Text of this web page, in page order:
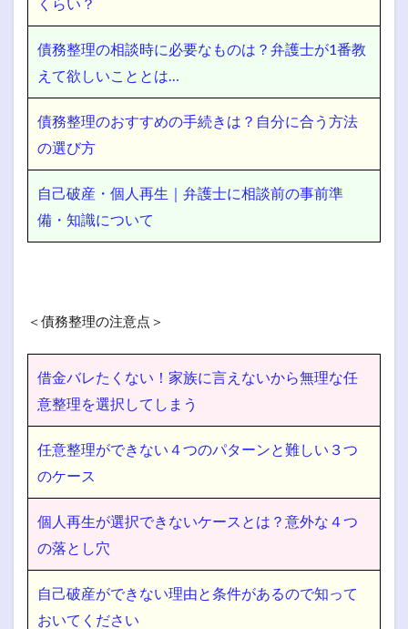
債務整理の相談時に必要なものは？弁護士が1番教
えて欲しいこととは…
債務整理のおすすめの手続きは？自分に合う方法
の選び方
自己破産・個人再生｜弁護士に相談前の事前準
備・知識について
＜債務整理の注意点＞
借金バレたくない！家族に言えないから無理な任
意整理を選択してしまう
任意整理ができない４つのパターンと難しい３つ
のケース
個人再生が選択できないケースとは？意外な４つ
の落とし穴
自己破産ができない理由と条件があるので知って
おいてください